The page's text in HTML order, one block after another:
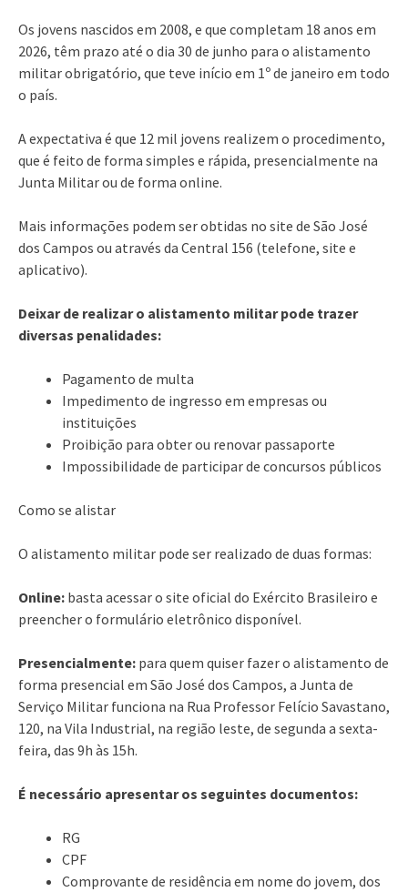
Os jovens nascidos em 2008, e que completam 18 anos em
2026, têm prazo até o dia 30 de junho para o alistamento
militar obrigatório, que teve início em 1º de janeiro em todo
o país.
A expectativa é que 12 mil jovens realizem o procedimento,
que é feito de forma simples e rápida, presencialmente na
Junta Militar ou de forma online.
Mais informações podem ser obtidas no site de São José
dos Campos ou através da Central 156 (telefone, site e
aplicativo).
Deixar de realizar o alistamento militar pode trazer
diversas penalidades:
Pagamento de multa
Impedimento de ingresso em empresas ou
instituições
Proibição para obter ou renovar passaporte
Impossibilidade de participar de concursos públicos
Como se alistar
O alistamento militar pode ser realizado de duas formas:
Online: basta acessar o site oficial do Exército Brasileiro e
preencher o formulário eletrônico disponível.
Presencialmente: para quem quiser fazer o alistamento de
forma presencial em São José dos Campos, a Junta de
Serviço Militar funciona na Rua Professor Felício Savastano,
120, na Vila Industrial, na região leste, de segunda a sexta-
feira, das 9h às 15h.
É necessário apresentar os seguintes documentos:
RG
CPF
Comprovante de residência em nome do jovem, dos